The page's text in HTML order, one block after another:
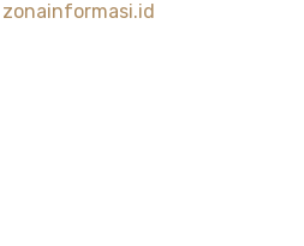
zonainformasi.id